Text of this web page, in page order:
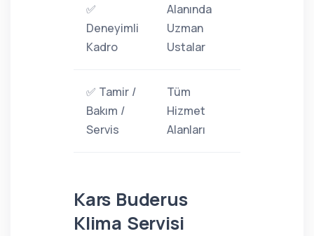
✅
Deneyimli
Kadro
Alanında
Uzman
Ustalar
✅ Tamir /
Bakım /
Servis
Tüm
Hizmet
Alanları
Kars Buderus
Klima Servisi